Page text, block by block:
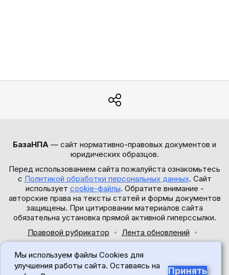
БазаНПА — сайт нормативно-правовых документов и
юридических образцов.
Перед использованием сайта пожалуйста ознакомьтесь
с Политикой обработки персональных данных. Сайт
использует cookie-файлы. Обратите внимание -
авторские права на тексты статей и формы документов
защищены. При цитировании материалов сайта
обязательна установка прямой активной гиперссылки.
Правовой рубрикатор
Лента обновлений
© 2017-2026
Мы используем файлы Cookies для
улучшения работы сайта. Оставаясь на
Принять